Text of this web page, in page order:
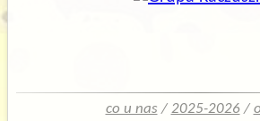
co u nas / 2025-2026 /